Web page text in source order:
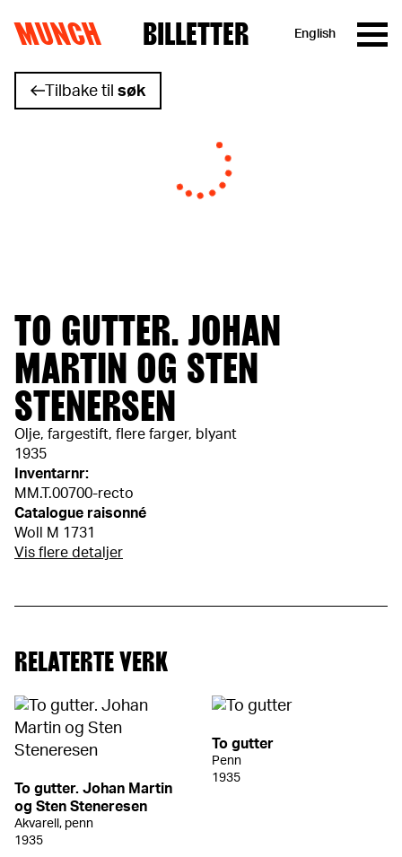
Hopp til innhold
MUNCH BILLETTER English
Tilbake til søk
TO GUTTER. JOHAN
MARTIN OG STEN
STENERSEN
Olje, fargestift, flere farger, blyant
1935
Inventarnr:
MM.T.00700-recto
Catalogue raisonné
Woll M 1731
Vis flere detaljer
RELATERTE VERK
To gutter. Johan Martin
og Sten Steneresen
Akvarell, penn
1935
To gutter
Penn
1935